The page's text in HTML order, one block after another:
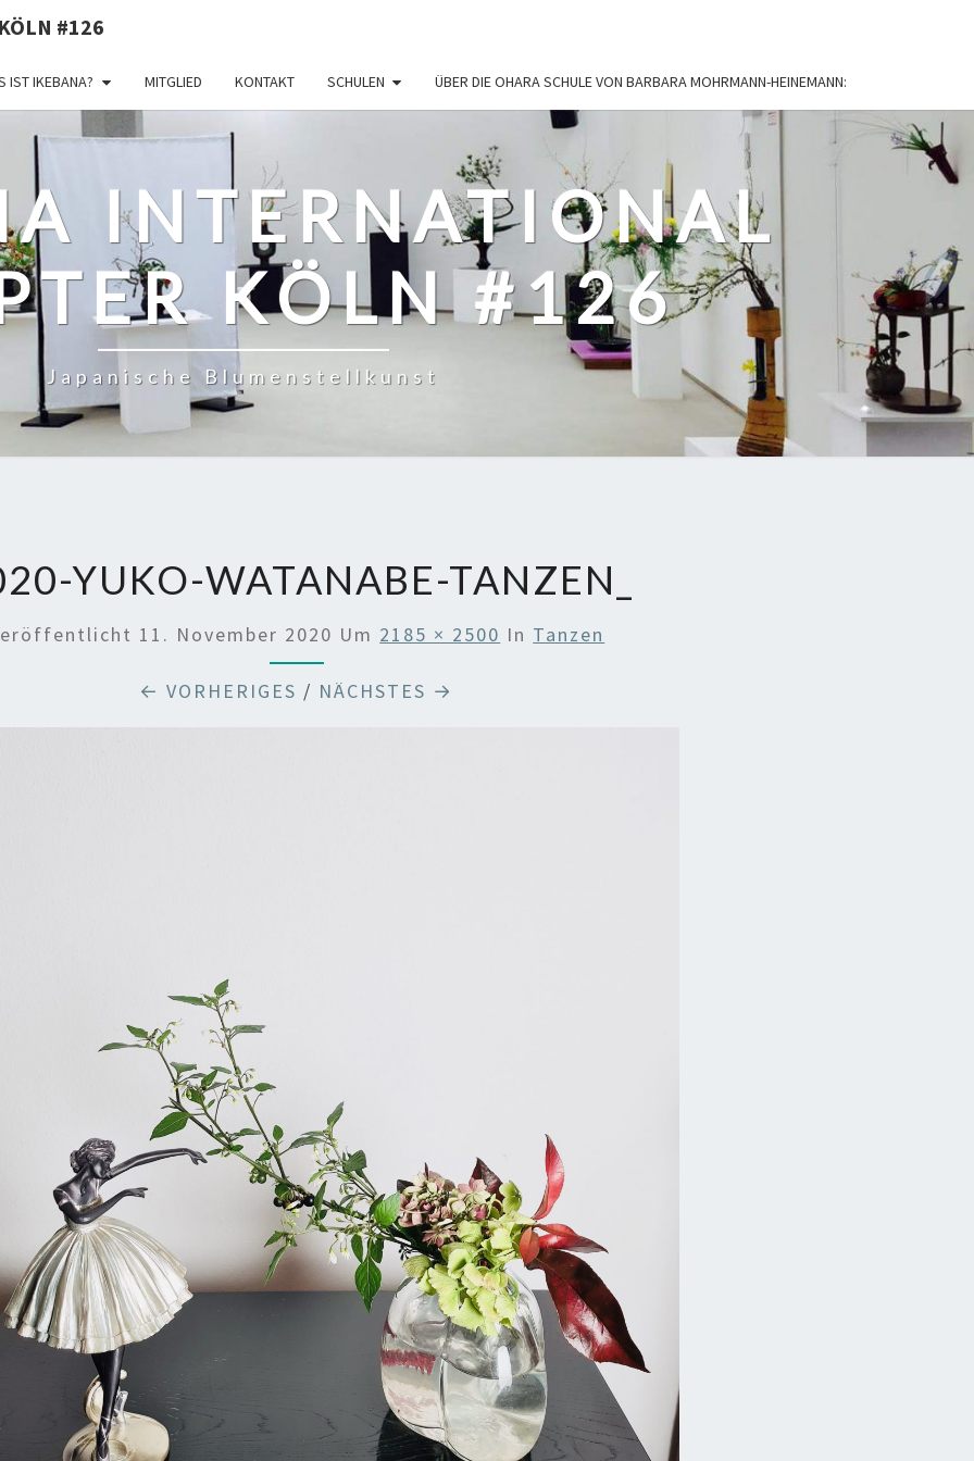
#126
IST IKEBANA? MITGLIED KONTAKT SCHULEN ÜBER DIE OHARA SCHULE VON BARBARA MOHRMANN-HEINEMANN:
INTERNATIONAL
KÖLN #126
Japanische Blumenstellkunst
YUKO-WATANABE-TANZEN_
11. November 2020 Um 2185 × 2500 In Tanzen
← VORHERIGES / NÄCHSTES →